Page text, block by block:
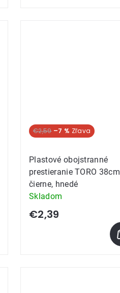
€2,59 –7 %
Plastové obojstranné
prestieranie TORO 38cm
čierne, hnedé
Skladom
€2,39